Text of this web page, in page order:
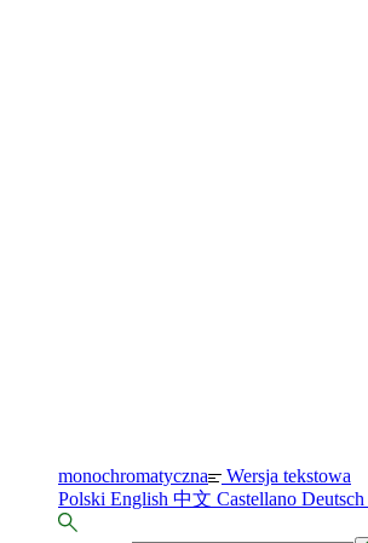
monochromatyczna Wersja tekstowa
Polski English 中文 Castellano Deutsch